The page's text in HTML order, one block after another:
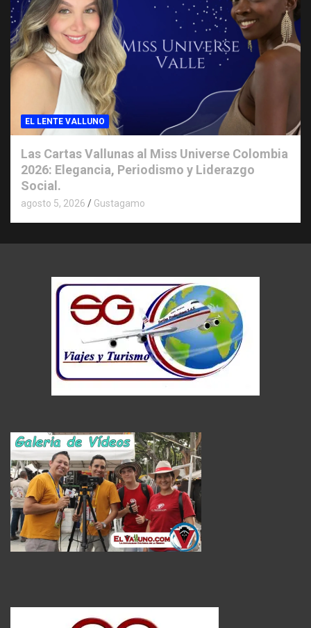
EL LENTE VALLUNO
Las Cartas Vallunas al Miss Universe Colombia
2026: Elegancia, Periodismo y Liderazgo
Social.
agosto 5, 2026 Gustagamo